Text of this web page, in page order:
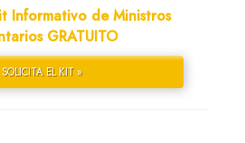
Informativo de Ministros
GRATUITO
SOLICITA EL KIT »